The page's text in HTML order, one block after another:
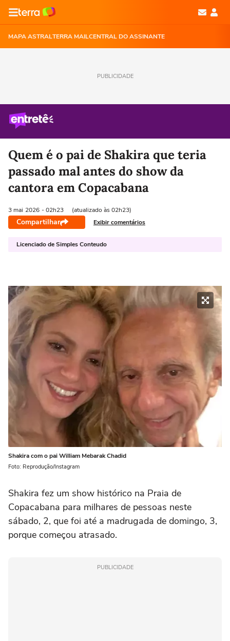
MAPA ASTRALTERRA MAILCENTRAL DO ASSINANTE
PUBLICIDADE
Quem é o pai de Shakira que teria
passado mal antes do show da
cantora em Copacabana
3 mai 2026 - 02h23 (atualizado às 02h23)
Compartilhar Exibir comentários
Licenciado de Simples Conteudo
Shakira com o pai William Mebarak Chadid
Foto: Reprodução/Instagram
Shakira fez um show histórico na Praia de
Copacabana para milhares de pessoas neste
sábado, 2, que foi até a madrugada de domingo, 3,
porque começou atrasado.
PUBLICIDADE